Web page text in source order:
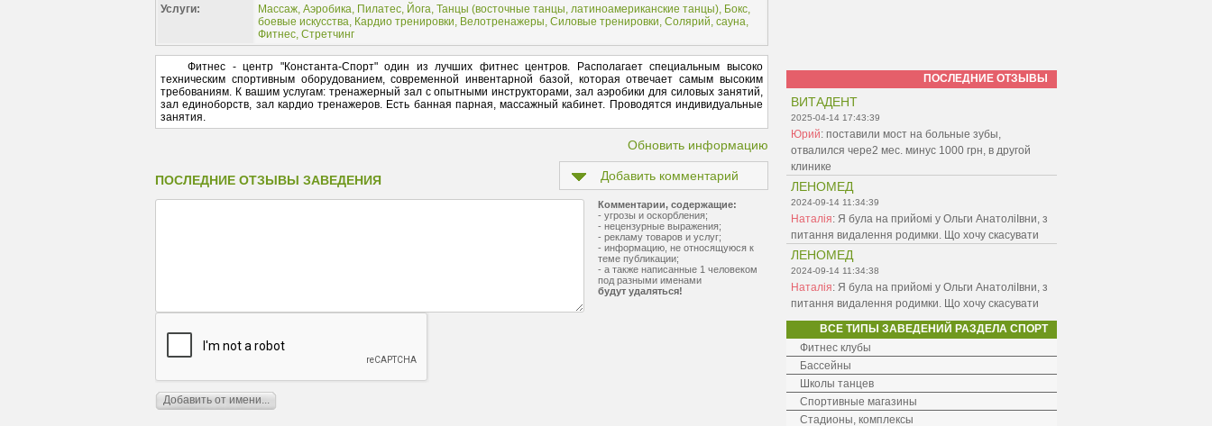
Услуги: Массаж, Аэробика, Пилатес, Йога, Танцы (восточные танцы, латиноамериканские танцы), Бокс,
боевые искусства, Кардио тренировки, Велотренажеры, Силовые тренировки, Солярий, сауна,
Фитнес, Стретчинг
Фитнес - центр "Константа-Спорт" один из лучших фитнес центров. Располагает специальным высоко
техническим спортивным оборудованием, современной инвентарной базой, которая отвечает самым высоким
требованиям. К вашим услугам: тренажерный зал с опытными инструкторами, зал аэробики для силовых занятий,
зал единоборств, зал кардио тренажеров. Есть банная парная, массажный кабинет. Проводятся индивидуальные
занятия.
Обновить информацию
ПОСЛЕДНИЕ ОТЗЫВЫ ЗАВЕДЕНИЯ Добавить комментарий
Комментарии, содержащие:
- угрозы и оскорбления;
- нецензурные выражения;
- рекламу товаров и услуг;
- информацию, не относящуюся к
теме публикации;
- а также написанные 1 человеком
под разными именами
будут удаляться!
ПОСЛЕДНИЕ ОТЗЫВЫ
ВИТАДЕНТ
2025-04-14 17:43:39
Юрий: поставили мост на больные зубы,
отвалился чере2 мес. минус 1000 грн, в другой
клинике
ЛЕНОМЕД
2024-09-14 11:34:39
Наталія: Я була на прийомі у Ольги АнатоліІвни, з
питання видалення родимки. Що хочу скасувати
ЛЕНОМЕД
2024-09-14 11:34:38
Наталія: Я була на прийомі у Ольги АнатоліІвни, з
питання видалення родимки. Що хочу скасувати
ВСЕ ТИПЫ ЗАВЕДЕНИЙ РАЗДЕЛА СПОРТ
Фитнес клубы
Бассейны
Школы танцев
Cпортивные магазины
Стадионы, комплексы